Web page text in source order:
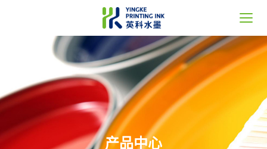
关于英科
产品中心
产品中心